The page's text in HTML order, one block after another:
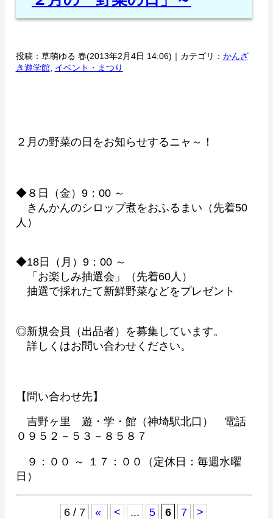
投稿：草萌ゆる 春(2013年2月4日 14:06)｜カテゴリ： かんざ
き遊学館, イベント・まつり
２月の野菜の日をお知らせするニャ～！
◆８日（金）9：00 ～
きんかんのシロップ煮をおふるまい（先着50
人）
◆18日（月）9：00 ～
「お楽しみ抽選会」（先着60人）
抽選で採れたて新鮮野菜などをプレゼント
◎新規会員（出品者）を募集しています。
詳しくはお問い合わせください。
【問い合わせ先】
吉野ヶ里 遊・学・館（神埼駅北口） 電話
０９５２－５３－８５８７
９：００ ～ １７：００（定休日：毎週水曜
日）
6 / 7 « < ... 5 6 7 >